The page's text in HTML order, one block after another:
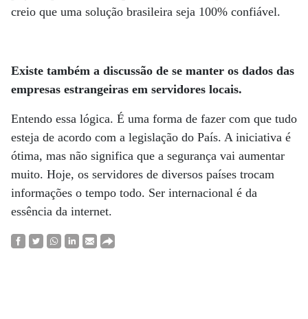
creio que uma solução brasileira seja 100% confiável.
Existe também a discussão de se manter os dados das
empresas estrangeiras em servidores locais.
Entendo essa lógica. É uma forma de fazer com que tudo
esteja de acordo com a legislação do País. A iniciativa é
ótima, mas não significa que a segurança vai aumentar
muito. Hoje, os servidores de diversos países trocam
informações o tempo todo. Ser internacional é da
essência da internet.